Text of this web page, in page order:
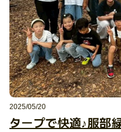
2025/05/20
タープで快適♪服部